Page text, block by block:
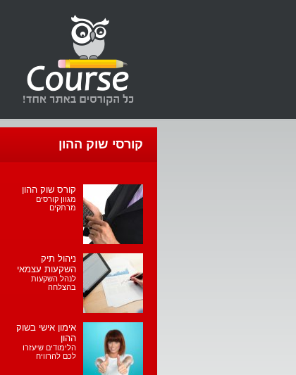
קורסי שוק ההון
קורס שוק ההון
מגוון קורסים
מרתקים
ניהול תיק
השקעות עצמאי
לנהל השקעות
בהצלחה
אימון אישי בשוק
ההון
הלימודים שיעזרו
לכם להרוויח